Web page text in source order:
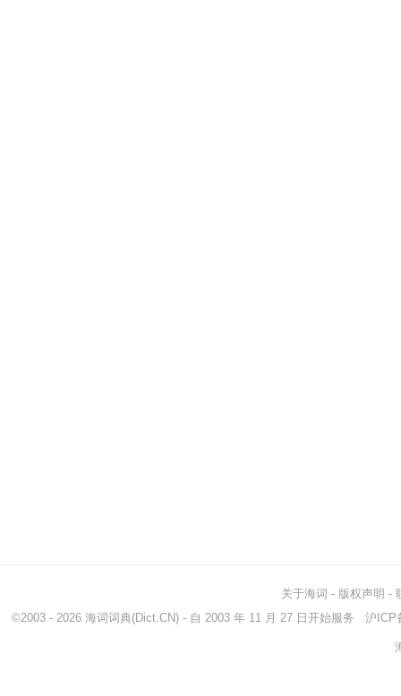
关于海词 - 版权声明 -
©2003 - 2026 海词词典(Dict.CN) - 自 2003 年 11 月 27 日开始服务 沪ICP